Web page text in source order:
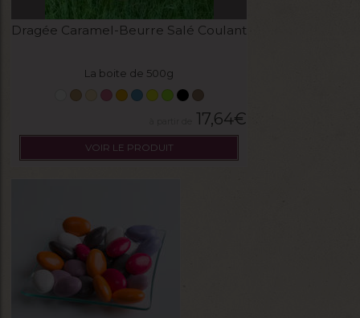
Dragée Caramel-Beurre Salé Coulant
La boite de 500g
17,64€
VOIR LE PRODUIT